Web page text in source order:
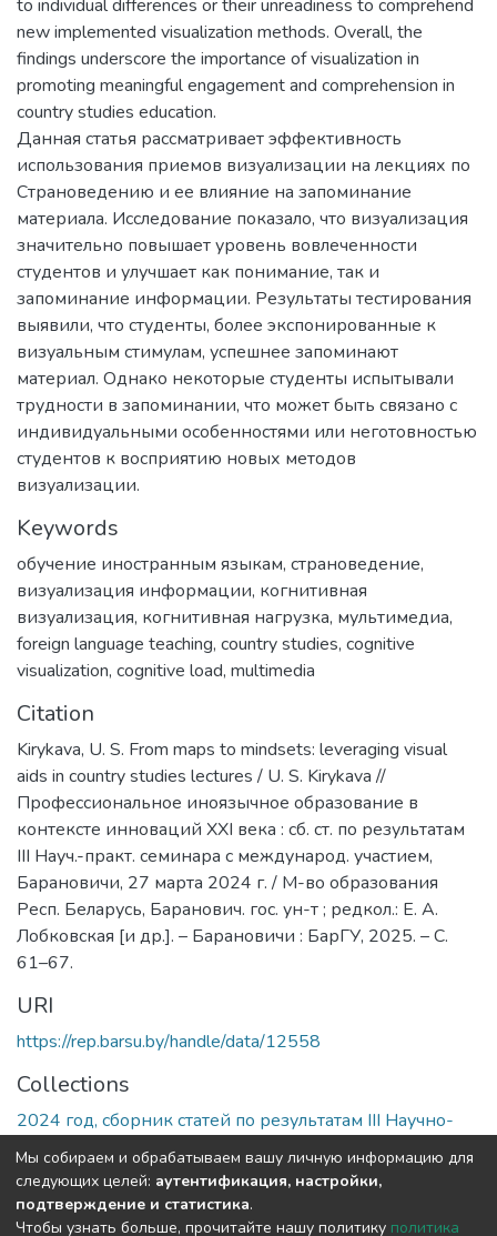
to individual differences or their unreadiness to comprehend
new implemented visualization methods. Overall, the
findings underscore the importance of visualization in
promoting meaningful engagement and comprehension in
country studies education.
Данная статья рассматривает эффективность
использования приемов визуализации на лекциях по
Страноведению и ее влияние на запоминание
материала. Исследование показало, что визуализация
значительно повышает уровень вовлеченности
студентов и улучшает как понимание, так и
запоминание информации. Результаты тестирования
выявили, что студенты, более экспонированные к
визуальным стимулам, успешнее запоминают
материал. Однако некоторые студенты испытывали
трудности в запоминании, что может быть связано с
индивидуальными особенностями или неготовностью
студентов к восприятию новых методов
визуализации.
Keywords
обучение иностранным языкам, страноведение,
визуализация информации, когнитивная
визуализация, когнитивная нагрузка, мультимедиа,
foreign language teaching, country studies, cognitive
visualization, cognitive load, multimedia
Citation
Kirykava, U. S. From maps to mindsets: leveraging visual
aids in country studies lectures / U. S. Kirykava //
Профессиональное иноязычное образование в
контексте инноваций XXI века : сб. ст. по результатам
IIІ Науч.-практ. семинара с международ. участием,
Барановичи, 27 марта 2024 г. / М-во образования
Респ. Беларусь, Баранович. гос. ун-т ; редкол.: Е. А.
Лобковская [и др.]. – Барановичи : БарГУ, 2025. – С.
61–67.
URI
https://rep.barsu.by/handle/data/12558
Collections
2024 год, сборник статей по результатам III Научно-
практического семинара с международным участием
Full item page
Мы собираем и обрабатываем вашу личную информацию для
следующих целей: аутентификация, настройки,
подтверждение и статистика.
Чтобы узнать больше, прочитайте нашу политику политика